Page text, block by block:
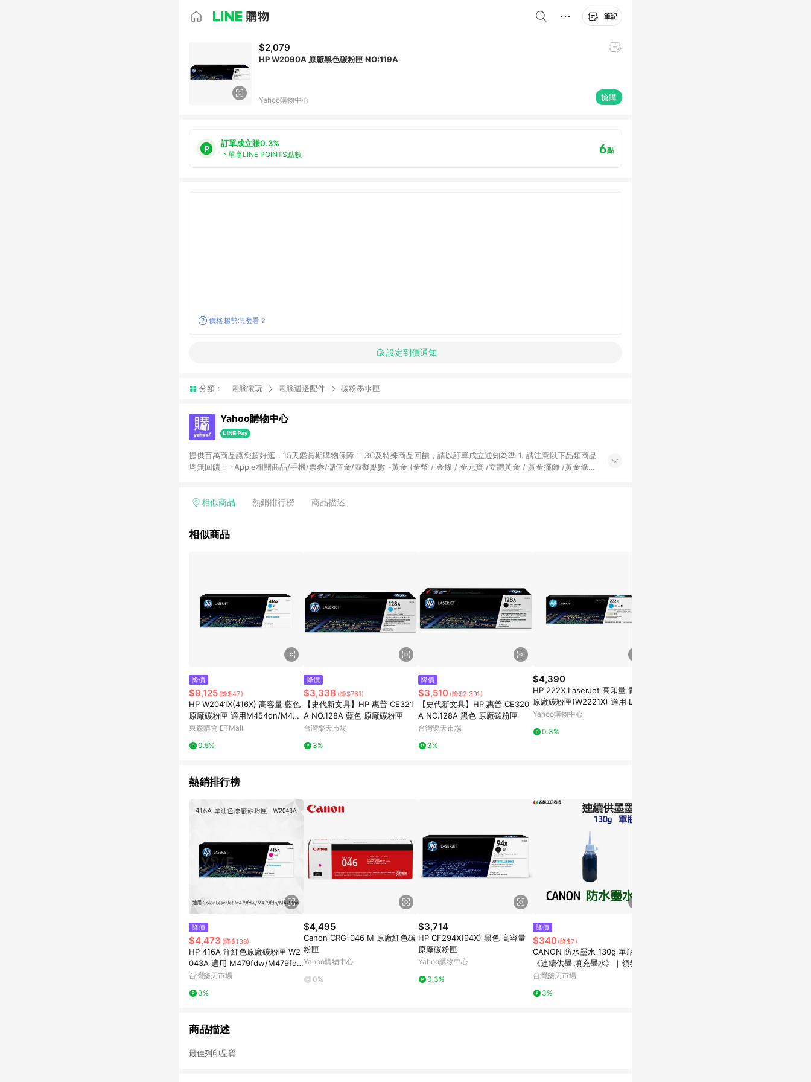
筆記
$2,079
HP W2090A 原廠黑色碳粉匣 NO:119A
Yahoo購物中心 搶購
訂單成立賺0.3%
下單享LINE POINTS點數 6點
價格趨勢怎麼看？
設定到價通知
分類： 電腦電玩 電腦週邊配件 碳粉墨水匣
Yahoo購物中心
提供百萬商品讓您超好逛，15天鑑賞期購物保障！ 3C及特殊商品回饋，請以訂單成立通知為準 1. 請注意以下品類商品
均無回饋： -Apple相關商品/手機/票券/儲值金/虛擬點數 -黃金 (金幣 / 金條 / 金元寶 /立體黃金 / 黃金擺飾 /黃金條
Yahoo超贈點回饋者 - 購物中心商店之商品：商品賣場中有標示「商店」及顯示商店名稱者(指定活動店家除外) 3. 訂
相似商品 熱銷排行榜 商品描述
相似商品
降價
$9,125 (降$47)
HP W2041X(416X) 高容量 藍色
原廠碳粉匣 適用M454dn/M454
dw/M479dw/M479fdn/M479f
東森購物 ETMall
0.5%
降價
$3,338 (降$761)
【史代新文具】HP 惠普 CE321
A NO.128A 藍色 原廠碳粉匣
台灣樂天市場
3%
降價
$3,510 (降$2,391)
【史代新文具】HP 惠普 CE320
A NO.128A 黑色 原廠碳粉匣
台灣樂天市場
3%
$4,390
HP 222X LaserJet 高印量 青色
原廠碳粉匣(W2221X) 適用 Lase
rJet Pro 3203 / 3288 / MFP 3
Yahoo購物中心
0.3%
熱銷排行榜
降價
$4,473 (降$138)
HP 416A 洋紅色原廠碳粉匣 W2
043A 適用 M479fdw/M479fd
n/M479fnw/M454dw/M454dn
台灣樂天市場
3%
$4,495
Canon CRG-046 M 原廠紅色碳
粉匣
Yahoo購物中心
0%
$3,714
HP CF294X(94X) 黑色 高容量
原廠碳粉匣
Yahoo購物中心
0.3%
降價
$340(降$7)
CANON 防水墨水 130g 單瓶
《連續供墨 填充墨水》｜領券最
高折$220
台灣樂天市場
3%
商品描述
最佳列印品質